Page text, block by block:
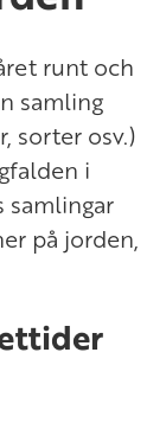
runt och
samling
sorter osv.)
i
samlingar
på jorden,